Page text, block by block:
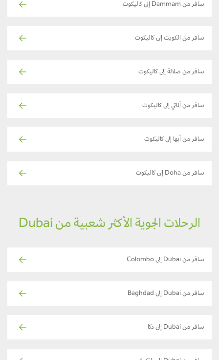
سافر من Dammam إلى كاليكوت
سافر من الكويت إلى كاليكوت
سافر من صلالة إلى كاليكوت
سافر من ألماتي إلى كاليكوت
سافر من أبها إلى كاليكوت
سافر من Doha إلى كاليكوت
الرحلات الجوية الأكثر شعبية من Dubai
سافر من Dubai إلى Colombo
سافر من Dubai إلى Baghdad
سافر من Dubai إلى دكا